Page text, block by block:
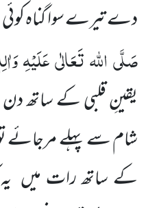
دے تیرے سوا گناہ کوئی
صَلَّیاللہتَعَالٰیعَلَیْہِ
یقینِقلبی کے ساتھ
شام سے پہلے مرجائے تو
کے ساتھ رات میں